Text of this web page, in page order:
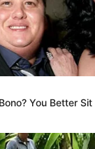
You Better